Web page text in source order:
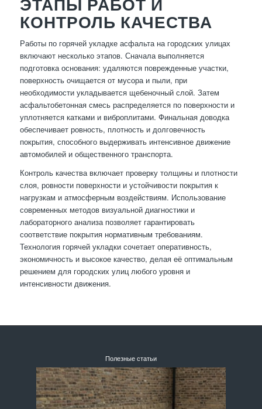
ЭТАПЫ РАБОТ И
КОНТРОЛЬ КАЧЕСТВА
Работы по горячей укладке асфальта на городских улицах
включают несколько этапов. Сначала выполняется
подготовка основания: удаляются поврежденные участки,
поверхность очищается от мусора и пыли, при
необходимости укладывается щебеночный слой. Затем
асфальтобетонная смесь распределяется по поверхности и
уплотняется катками и виброплитами. Финальная доводка
обеспечивает ровность, плотность и долговечность
покрытия, способного выдерживать интенсивное движение
автомобилей и общественного транспорта.
Контроль качества включает проверку толщины и плотности
слоя, ровности поверхности и устойчивости покрытия к
нагрузкам и атмосферным воздействиям. Использование
современных методов визуальной диагностики и
лабораторного анализа позволяет гарантировать
соответствие покрытия нормативным требованиям.
Технология горячей укладки сочетает оперативность,
экономичность и высокое качество, делая её оптимальным
решением для городских улиц любого уровня и
интенсивности движения.
Полезные статьи